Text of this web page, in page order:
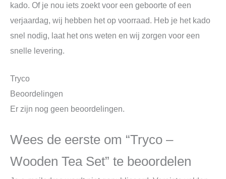
kado. Of je nou iets zoekt voor een geboorte of een
verjaardag, wij hebben het op voorraad. Heb je het kado
snel nodig, laat het ons weten en wij zorgen voor een
snelle levering.
Tryco
Beoordelingen
Er zijn nog geen beoordelingen.
Wees de eerste om “Tryco –
Wooden Tea Set” te beoordelen